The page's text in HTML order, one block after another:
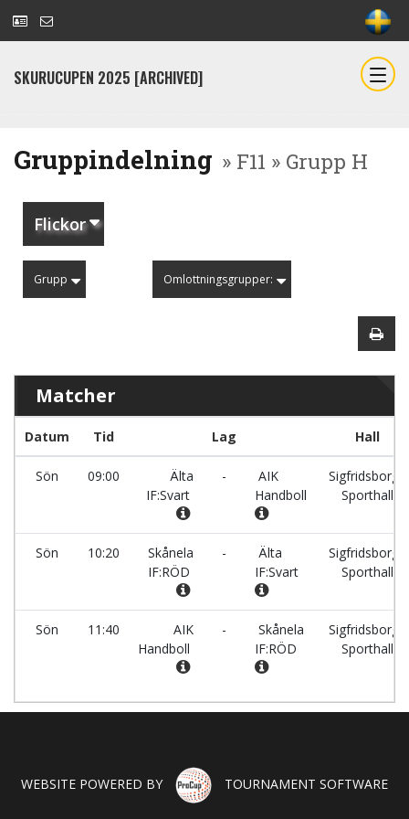
SKURUCUPEN 2025 [ARCHIVED]
Gruppindelning » F11 » Grupp H
Flickor
Grupp Omlottningsgrupper:
Matcher
Datum Tid Lag Hall
Sön 09:00
Älta
IF:Svart
-
AIK
Handboll
Sigfridsborgs
Sporthall
Sön 10:20
Skånela
IF:RÖD
-
Älta
IF:Svart
Sigfridsborgs
Sporthall
Sön 11:40
AIK
Handboll
-
Skånela
IF:RÖD
Sigfridsborgs
Sporthall
WEBSITE POWERED BY TOURNAMENT SOFTWARE